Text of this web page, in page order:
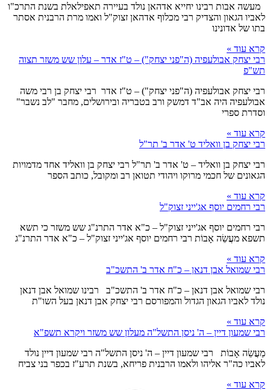
מעשה אבות רבינו יחייא אדהאן נולד בעיירה תאפילאלת בשנת התרכ"ו
לאביו הגאון והצדיק רבי מכלוף אדהאן זצוק"ל ואמו מרת הרבנית אסתר
בתו של אדונינו
קרא עוד »
רבי יצחק אבולעפיה (ה"פני יצחק") – ט"ז אדר – עלון שש משזר תצוה
תש"פ
רבי יצחק אבולעפיה (ה"פני יצחק") – ט"ז אדר רבי יצחק בן רבי משה
אבולעפיה היה אב"ד דמשק ורב בטבריה ובירושלים, מחבר "לב נשבר"
וסדרת ספרי
קרא עוד »
רבי יצחק בן וואליד ט' אדר ב' תר"ל
רבי יצחק בן וואליד – ט' אדר ב' תר"ל רבי יצחק בן וואליד אחד מדמויות
הגאונים של חכמי מרוקו ויהודי תטואן רב ומקובל, כותב הספר
קרא עוד »
רבי רחמים יוסף אג'ייני זצוק"ל
רבי רחמים יוסף אג'ייני זצוק"ל – כ"א אדר התרנ"ג שש משזר כי תשא
תשפא מעֲשֵׂה אָבוֹת רבי רחמים יוסף אג'ייני זצוק"ל – כ"א אדר התרנ"ג
קרא עוד »
רבי שמואל אבן דנאן – כ"ח אדר ב' התשכ"ב
רבי שמואל אבן דנאן – כ"ח אדר ב' התשכ"ב רבינו שמואל אבן דנאן
נולד לאביו הגאון הגדול והמפורסם רבי יצחק אבן דנאן בעל השו"ת
קרא עוד »
רבי שמעון דיין – ה' ניסן התשל"ה מעלון שש משזר ויקרא תשפ"א
מַעֲשֵׂה אָבוֹת רבי שמעון דיין – ה' ניסן התשל"ה רבי שמעון דיין נולד
לאביו כה"ר אליהו ולאמו הרבנית פריחא, בשנת תרע"ז בכפר בני צביח
קרא עוד »